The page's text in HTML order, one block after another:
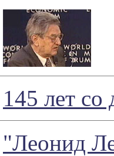
145 лет
"Леонид